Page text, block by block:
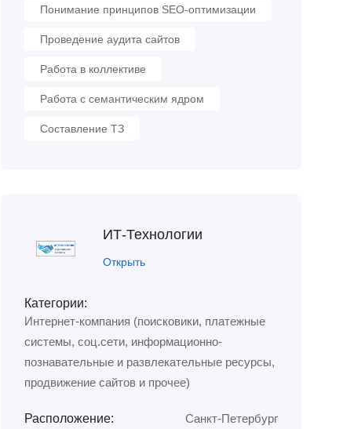
Понимание принципов SEO-оптимизации
Проведение аудита сайтов
Работа в коллективе
Работа с семантическим ядром
Составление ТЗ
ИТ-Технологии
Открыть
Категории:
Интернет-компания (поисковики, платежные
системы, соц.сети, информационно-
познавательные и развлекательные ресурсы,
продвижение сайтов и прочее)
Расположение: Санкт-Петербург